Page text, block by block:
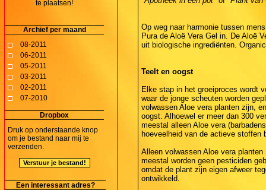
te plaatsen!
Archief per maand
08-2011
06-2011
05-2011
03-2011
02-2011
07-2010
Dropbox
Druk op onderstaande knop
om je bestand naar mij te
verzenden.
Een interessant adres?
Op weg naar harmonie tussen
Pura de Aloë Vera Gel in. De Aloë
uit biologische ingrediënten.
Teelt en oogst
Elke stap in het groeiproces wordt
waar de jonge scheuten worden
volwassen Aloe vera planten zijn,
oogst. Alhoewel er meer dan 300
meestal alleen Aloe vera
hoeveelheid van de actieve stoffen
Alleen volwassen Aloe vera
meestal worden geen pesticiden
omdat de plant zijn eigen afweer
ontwikkeld.